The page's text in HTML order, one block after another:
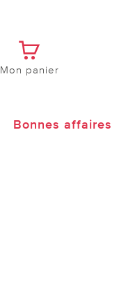
Mon panier
Bonnes affaires